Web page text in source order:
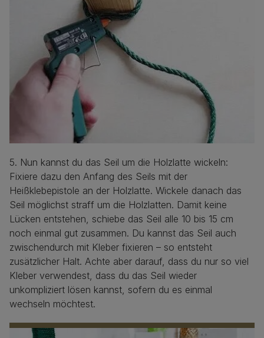
5. Nun kannst du das Seil um die Holzlatte wickeln:
Fixiere dazu den Anfang des Seils mit der
Heißklebepistole an der Holzlatte. Wickele danach das
Seil möglichst straff um die Holzlatten. Damit keine
Lücken entstehen, schiebe das Seil alle 10 bis 15 cm
noch einmal gut zusammen. Du kannst das Seil auch
zwischendurch mit Kleber fixieren – so entsteht
zusätzlicher Halt. Achte aber darauf, dass du nur so viel
Kleber verwendest, dass du das Seil wieder
unkompliziert lösen kannst, sofern du es einmal
wechseln möchtest.